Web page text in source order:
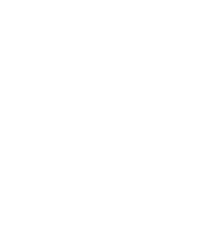
онлайн
через форму заявки на сайте —